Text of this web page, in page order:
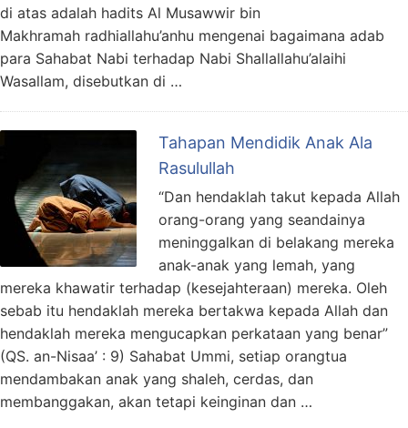
di atas adalah hadits Al Musawwir bin
Makhramah radhiallahu’anhu mengenai bagaimana adab
para Sahabat Nabi terhadap Nabi Shallallahu’alaihi
Wasallam, disebutkan di …
Tahapan Mendidik Anak Ala
Rasulullah
“Dan hendaklah takut kepada Allah
orang-orang yang seandainya
meninggalkan di belakang mereka
anak-anak yang lemah, yang
mereka khawatir terhadap (kesejahteraan) mereka. Oleh
sebab itu hendaklah mereka bertakwa kepada Allah dan
hendaklah mereka mengucapkan perkataan yang benar”
(QS. an-Nisaa’ : 9) Sahabat Ummi, setiap orangtua
mendambakan anak yang shaleh, cerdas, dan
membanggakan, akan tetapi keinginan dan …